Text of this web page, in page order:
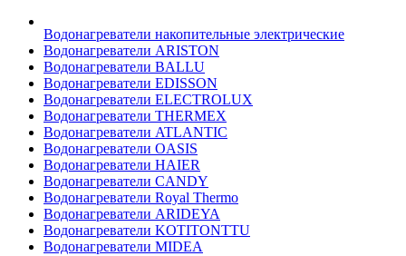
Водонагреватели накопительные электрические
Водонагреватели ARISTON
Водонагреватели BALLU
Водонагреватели EDISSON
Водонагреватели ELECTROLUX
Водонагреватели THERMEX
Водонагреватели ATLANTIC
Водонагреватели OASIS
Водонагреватели HAIER
Водонагреватели CANDY
Водонагреватели Royal Thermo
Водонагреватели ARIDEYA
Водонагреватели KOTITONTTU
Водонагреватели MIDEA